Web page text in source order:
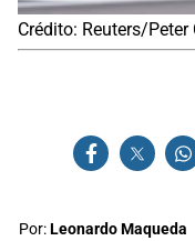
Crédito: Reuters/Peter
Por:Leonardo Maqueda